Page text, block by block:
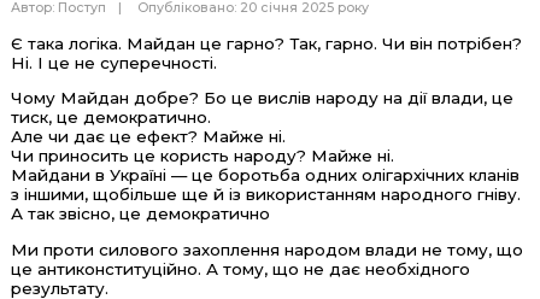
Автор: Поступ Опубліковано: 20 січня 2025 року
Є така логіка. Майдан це гарно? Так, гарно. Чи він потрібен?
Ні. І це не суперечності.
Чому Майдан добре? Бо це вислів народу на дії влади, це
тиск, це демократично.
Але чи дає це ефект? Майже ні.
Чи приносить це користь народу? Майже ні.
Майдани в Україні — це боротьба одних олігархічних кланів
з іншими, щобільше ще й із використанням народного гніву.
А так звісно, це демократично
Ми проти силового захоплення народом влади не тому, що
це антиконституційно. А тому, що не дає необхідного
результату.